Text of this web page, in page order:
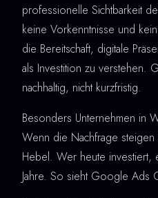
professionelle Sichtbarkeit
keine Vorkenntnisse und
die Bereitschaft, digitale
als Investition zu verstehen.
nachhaltig, nicht kurzfristig.
Besonders Unternehmen in
Wenn die Nachfrage
Hebel. Wer heute investiert,
Jahre. So sieht Google Ads